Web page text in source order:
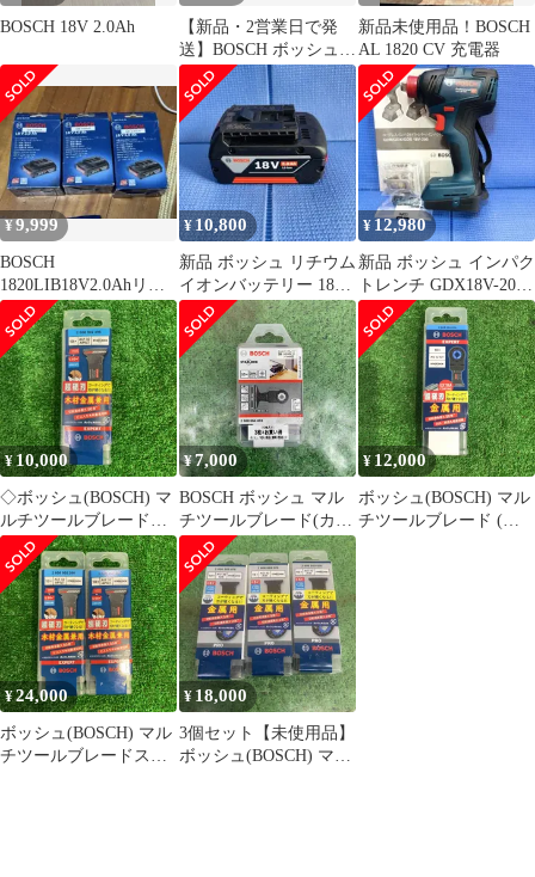
BOSCH 18V 2.0Ah
【新品・2営業日で発
送】BOSCH ボッシュ
ボッシュ ノズルアダプ
ター (1619PA7326 6250)
新品未使用品！BOSCH
AL 1820 CV 充電器
¥9,999
BOSCH
1820LIB18V2.0Ahリチ
ウムバッテリー
¥ 10,800
新品 ボッシュ リチウム
イオンバッテリー 18V
A1850LIB 5.0Ah
¥ 12,980
新品 ボッシュ インパク
トレンチ GDX18V-200
ドライバ兼用 タイヤ交
換
¥10,000
◇ボッシュ(BOSCH) マ
ルチツールブレードス
ターロック
AIZ32APILT/10 10本入
り【町田店】
¥7,000
BOSCH ボッシュ マル
チツールブレード(カッ
トソー) スターロック
木材&金属用
AII65APB/10【町田
店】
¥ 12,000
ボッシュ(BOSCH) マル
チツールブレード (カ
¥24,000
ボッシュ(BOSCH) マル
チツールブレードスタ
¥ 18,000
3個セット【未使用品】
ボッシュ(BOSCH) マル